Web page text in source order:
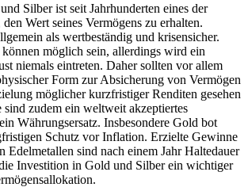
Silber ist seit Jahrhunderten eines der
Wert seines Vermögens zu erhalten.
als wertbeständig und krisensicher.
möglich sein, allerdings wird ein
niemals eintreten. Daher sollten vor allem
Form zur Absicherung von Vermögen
möglicher kurzfristiger Renditen gesehen
sind zudem ein weltweit akzeptiertes
Währungsersatz. Insbesondere Gold bot
Schutz vor Inflation. Erzielte Gewinne
Edelmetallen sind nach einem Jahr Haltedauer
Investition in Gold und Silber ein wichtiger